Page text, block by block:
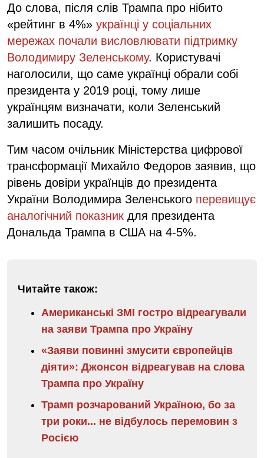
До слова, після слів Трампа про нібито
«рейтинг в 4%» українці у соціальних
мережах почали висловлювати підтримку
Володимиру Зеленському. Користувачі
наголосили, що саме українці обрали собі
президента у 2019 році, тому лише
українцям визначати, коли Зеленський
залишить посаду.
Тим часом очільник Міністерства цифрової
трансформації Михайло Федоров заявив, що
рівень довіри українців до президента
України Володимира Зеленського перевищує
аналогічний показник для президента
Дональда Трампа в США на 4-5%.
Читайте також:
Американські ЗМІ гостро відреагували
на заяви Трампа про Україну
«Заяви повинні змусити європейців
діяти»: Джонсон відреагував на слова
Трампа про Україну
Трамп розчарований Україною, бо за
три роки... не відбулось перемовин з
Росією